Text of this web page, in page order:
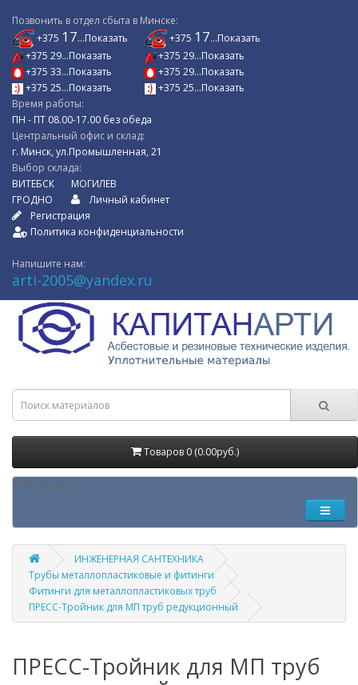
Позвонить в отдел сбыта в Минске:
+375 17...Показать
+375 29...Показать
+375 33...Показать
+375 25...Показать
+375 17...Показать
+375 29...Показать
+375 29...Показать
+375 25...Показать
Время работы:
ПН - ПТ 08.00-17.00 без обеда
Центральный офис и склад:
г. Минск, ул.Промышленная, 21
Выбор склада:
ВИТЕБСК
ГРОДНО
МОГИЛЕВ
Личный кабинет
Регистрация
Политика конфиденциальности
Напишите нам:
arti-2005@yandex.ru
Товаров 0 (0.00руб.)
Информация
ИНЖЕНЕРНАЯ САНТЕХНИКА
Трубы металлопластиковые и фитинги
Фитинги для металлопластиковых труб
ПРЕСС-Тройник для МП труб редукционный
ПРЕСС-Тройник для МП труб